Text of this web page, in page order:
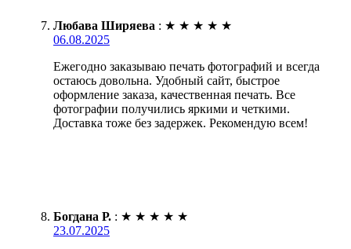
Любава Ширяева : ★ ★ ★ ★ ★
06.08.2025
Ежегодно заказываю печать фотографий и всегда
остаюсь довольна. Удобный сайт, быстрое
оформление заказа, качественная печать. Все
фотографии получились яркими и четкими.
Доставка тоже без задержек. Рекомендую всем!
Богдана Р. : ★ ★ ★ ★ ★
23.07.2025